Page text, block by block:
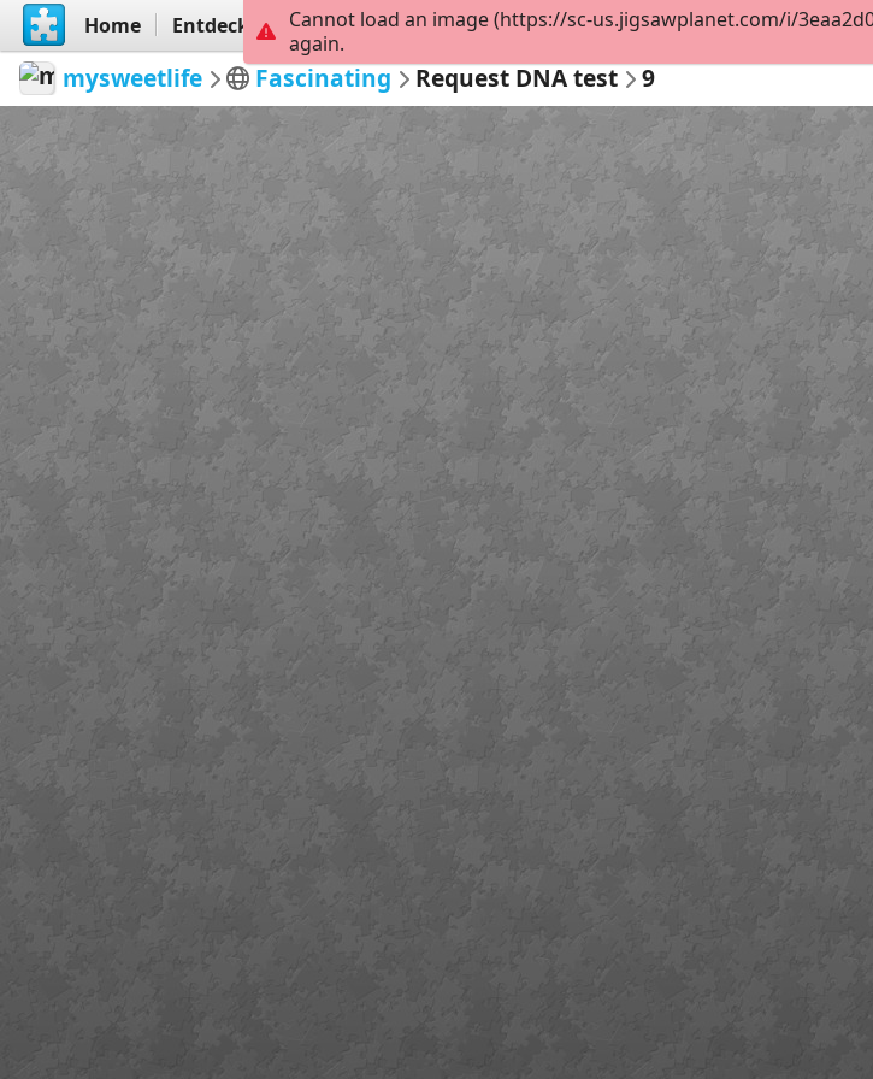
Home Entdecken Erstellen
mysweetlife Fascinating Request DNA test 9
Cannot load an image (https://sc-us.jigsawplanet.com/i/
again.